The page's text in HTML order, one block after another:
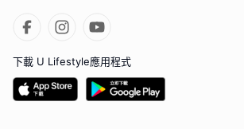
下載 U Lifestyle應用程式